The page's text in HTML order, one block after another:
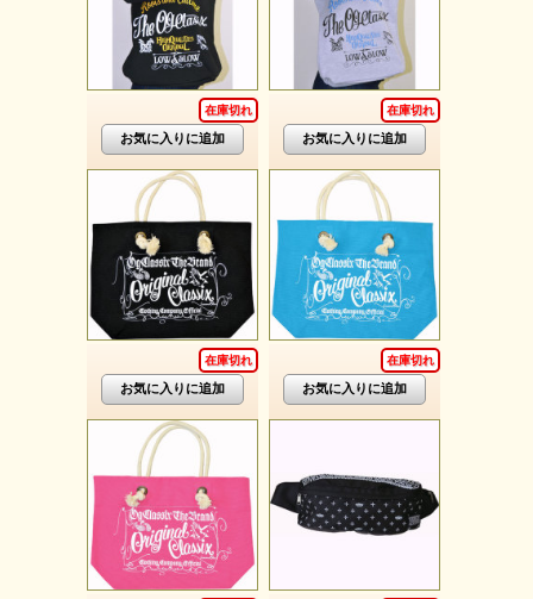
在庫切れ 在庫切れ
在庫切れ 在庫切れ